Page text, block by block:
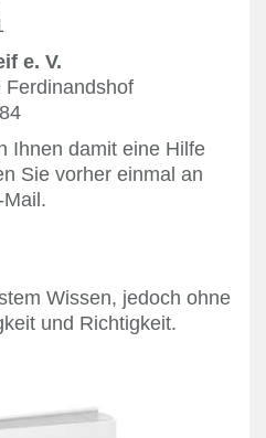
e. V.
Ferdinandshof
Ihnen damit eine Hilfe
Sie vorher einmal an
Wissen, jedoch ohne
und Richtigkeit.